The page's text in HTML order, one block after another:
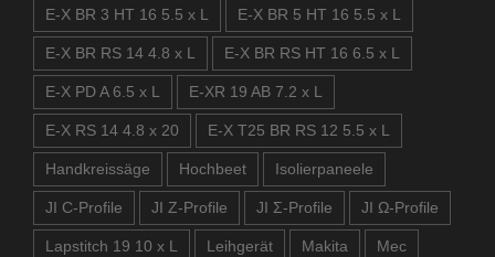
E-X BR 3 HT 16 5.5 x L E-X BR 5 HT 16 5.5 x L
E-X BR RS 14 4.8 x L E-X BR RS HT 16 6.5 x L
E-X PD A 6.5 x L E-XR 19 AB 7.2 x L
E-X RS 14 4.8 x 20 E-X T25 BR RS 12 5.5 x L
Handkreissäge Hochbeet Isolierpaneele
JI C-Profile JI Z-Profile JI Σ-Profile JI Ω-Profile
Lapstitch 19 10 x L Leihgerät Makita Mec